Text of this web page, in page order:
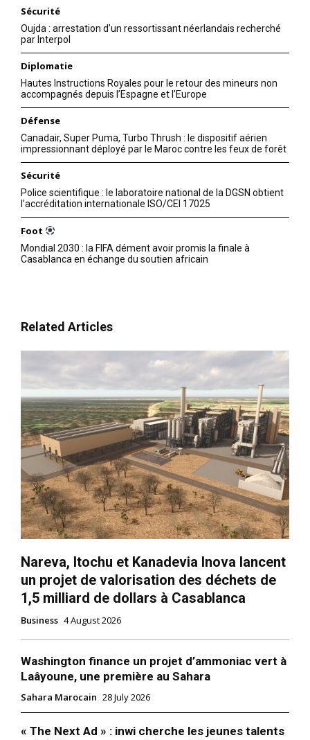
Sécurité
Oujda : arrestation d’un ressortissant néerlandais recherché
par Interpol
Diplomatie
Hautes Instructions Royales pour le retour des mineurs non
accompagnés depuis l’Espagne et l’Europe
Défense
Canadair, Super Puma, Turbo Thrush : le dispositif aérien
impressionnant déployé par le Maroc contre les feux de forêt
Sécurité
Police scientifique : le laboratoire national de la DGSN obtient
l’accréditation internationale ISO/CEI 17025
Foot
Mondial 2030 : la FIFA dément avoir promis la finale à
Casablanca en échange du soutien africain
Related Articles
Nareva, Itochu et Kanadevia Inova lancent
un projet de valorisation des déchets de
1,5 milliard de dollars à Casablanca
Business 4 August 2026
Washington finance un projet d’ammoniac vert à
Laâyoune, une première au Sahara
Sahara Marocain 28 July 2026
« The Next Ad » : inwi cherche les jeunes talents